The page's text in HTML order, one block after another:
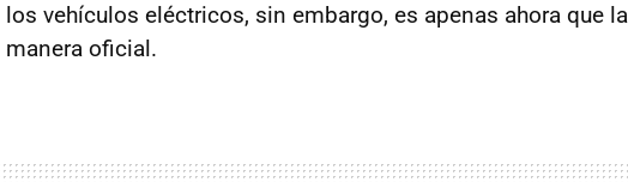
los vehículos eléctricos, sin embargo, es apenas ahora que
manera oficial.